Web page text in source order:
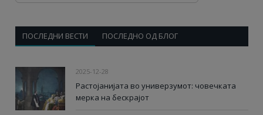
ПОСЛЕДНИ ВЕСТИ ПОСЛЕДНО ОД БЛОГ
2025-12-28
Растојанијата во универзумот: човечката
мерка на бескрајот